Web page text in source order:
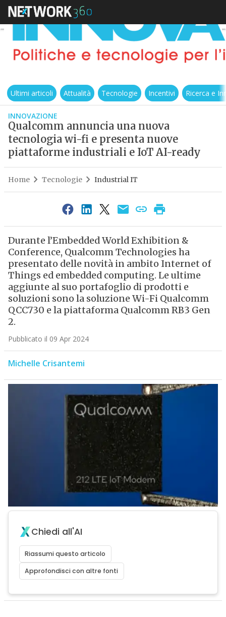
Ultimi articoli Attualità Tecnologie Incentivi Ricerca e
INNOVAZIONE
Qualcomm annuncia una nuova
tecnologia wi-fi e presenta nuove
piattaforme industriali e IoT AI-ready
Home Tecnologie Industrial IT
Durante l’Embedded World Exhibition &
Conference, Qualcomm Technologies ha
presentato delle novità in ambito Internet of
Things ed embedded computing. Le ultime
aggiunte al suo portafoglio di prodotti e
soluzioni sono la soluzione Wi-Fi Qualcomm
QCC730 e la piattaforma Qualcomm RB3 Gen
2.
Pubblicato il 09 Apr 2024
Michelle Crisantemi
Chiedi all'AI
Riassumi questo articolo
Approfondisci con altre fonti